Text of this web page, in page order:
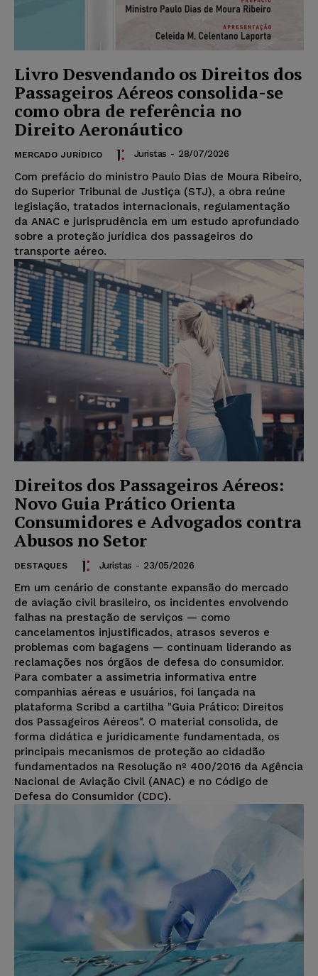
Livro Desvendando os Direitos dos
Passageiros Aéreos consolida-se
como obra de referência no
Direito Aeronáutico
MERCADO JURÍDICO Juristas - 28/07/2026
Com prefácio do ministro Paulo Dias de Moura Ribeiro,
do Superior Tribunal de Justiça (STJ), a obra reúne
legislação, tratados internacionais, regulamentação
da ANAC e jurisprudência em um estudo aprofundado
sobre a proteção jurídica dos passageiros do
transporte aéreo.
Direitos dos Passageiros Aéreos:
Novo Guia Prático Orienta
Consumidores e Advogados contra
Abusos no Setor
DESTAQUES Juristas - 23/05/2026
Em um cenário de constante expansão do mercado
de aviação civil brasileiro, os incidentes envolvendo
falhas na prestação de serviços — como
cancelamentos injustificados, atrasos severos e
problemas com bagagens — continuam liderando as
reclamações nos órgãos de defesa do consumidor.
Para combater a assimetria informativa entre
companhias aéreas e usuários, foi lançada na
plataforma Scribd a cartilha "Guia Prático: Direitos
dos Passageiros Aéreos". O material consolida, de
forma didática e juridicamente fundamentada, os
principais mecanismos de proteção ao cidadão
fundamentados na Resolução nº 400/2016 da Agência
Nacional de Aviação Civil (ANAC) e no Código de
Defesa do Consumidor (CDC).